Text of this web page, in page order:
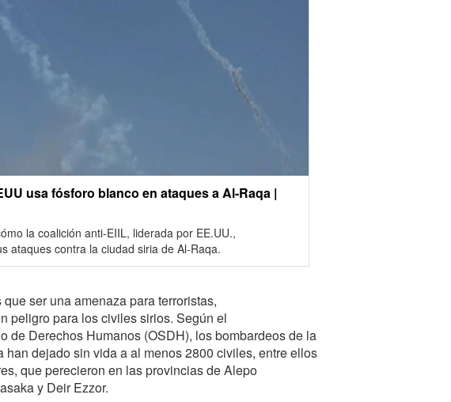
usa fósforo blanco en ataques a Al-Raqa |
la coalición anti-EIIL, liderada por EE.UU.,
ataques contra la ciudad siria de Al-Raqa.
ser una amenaza para terroristas,
peligro para los civiles sirios. Según el
de Derechos Humanos (OSDH), los bombardeos de la
han dejado sin vida a al menos 2800 civiles, entre ellos
que perecieron en las provincias de Alepo
y Deir Ezzor.